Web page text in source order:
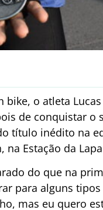
o atleta
de conquistar
título inédito na
na Estação da
do que na
para alguns
mas eu quero